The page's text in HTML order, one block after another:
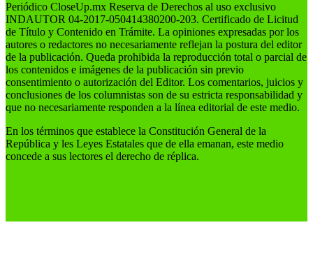
Periódico CloseUp.mx Reserva de Derechos al uso exclusivo
INDAUTOR 04-2017-050414380200-203. Certificado de Licitud
de Título y Contenido en Trámite. La opiniones expresadas por los
autores o redactores no necesariamente reflejan la postura del editor
de la publicación. Queda prohibida la reproducción total o parcial de
los contenidos e imágenes de la publicación sin previo
consentimiento o autorización del Editor. Los comentarios, juicios y
conclusiones de los columnistas son de su estricta responsabilidad y
que no necesariamente responden a la línea editorial de este medio.
En los términos que establece la Constitución General de la
República y les Leyes Estatales que de ella emanan, este medio
concede a sus lectores el derecho de réplica.